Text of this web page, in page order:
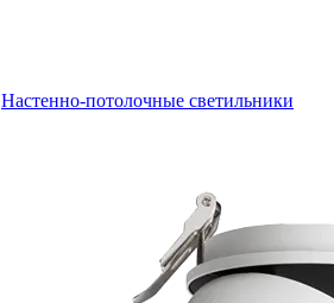
Настенно-потолочные светильники